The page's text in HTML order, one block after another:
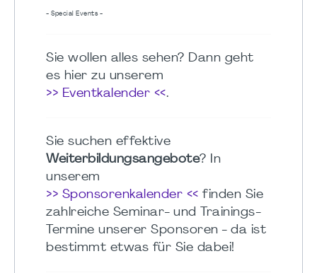
- Special Events -
Sie wollen alles sehen? Dann geht
es hier zu unserem
>> Eventkalender <<.
Sie suchen effektive
Weiterbildungsangebote? In
unserem
>> Sponsorenkalender << finden Sie
zahlreiche Seminar- und Trainings-
Termine unserer Sponsoren - da ist
bestimmt etwas für Sie dabei!